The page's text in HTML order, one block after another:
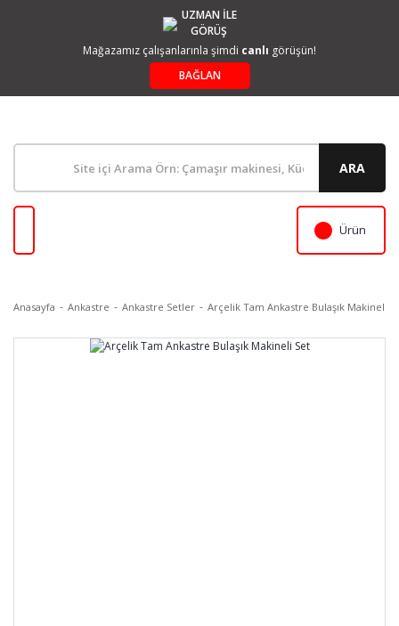
UZMAN İLE
GÖRÜŞ
Mağazamız çalışanlarınla şimdi canlı görüşün!
BAĞLAN
ARA
Ürün
Anasayfa Ankastre Ankastre Setler Arçelik Tam Ankastre Bulaşık Makineli